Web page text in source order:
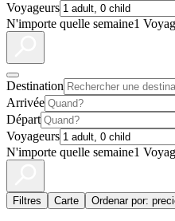
Voyageurs
N'importe quelle semaine1
Destination
Arrivée
Départ
Voyageurs
N'importe quelle semaine1
Filtres Carte Ordenar por: